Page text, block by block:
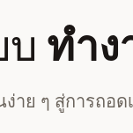
บ ทำง
าย ๆ สู่การถอ